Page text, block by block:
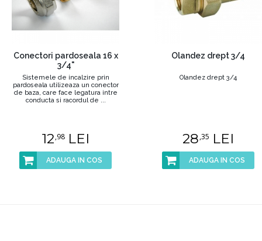
Conectori pardoseala 16 x
3/4"
Sistemele de incalzire prin
pardoseala utilizeaza un conector
de baza, care face legatura intre
conducta si racordul de ...
12,98LEI
ADAUGA IN COS
Olandez drept 3/4
Olandez drept 3/4
28,35 LEI
ADAUGA IN COS